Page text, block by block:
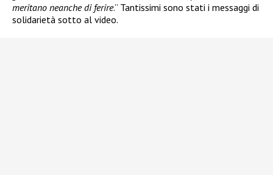
meritano neanche di ferire.” Tantissimi sono stati i messaggi di
solidarietà sotto al video.